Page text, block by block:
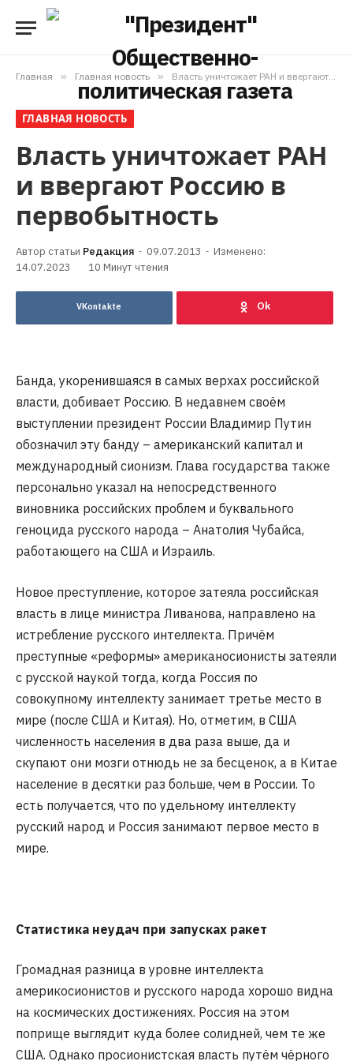
Главная » Главная новость » Власть уничтожает РАН и ввергают Россию в первобытность
ГЛАВНАЯ НОВОСТЬ
Власть уничтожает РАН
и ввергают Россию в
первобытность
Редакция 09.07.2013
Изменено:
14.07.2023
10 Минут чтения
VKontakte
Банда, укоренившаяся в самых верхах российской
власти, добивает Россию. В недавнем своём
выступлении президент России Владимир Путин
обозначил эту банду – американский капитал и
международный сионизм. Глава государства также
персонально указал на непосредственного
виновника российских проблем и буквального
геноцида русского народа – Анатолия Чубайса,
работающего на США и Израиль.
Новое преступление, которое затеяла российская
власть в лице министра Ливанова, направлено на
истребление русского интеллекта. Причём
преступные «реформы» американосионисты затеяли
с русской наукой тогда, когда Россия по
совокупному интеллекту занимает третье место в
мире (после США и Китая). Но, отметим, в США
численность населения в два раза выше, да и
скупают они мозги отнюдь не за бесценок, а в Китае
население в десятки раз больше, чем в России. То
есть получается, что по удельному интеллекту
русский народ и Россия занимают первое место в
мире.
Статистика неудач при запусках ракет
Громадная разница в уровне интеллекта
америкосионистов и русского народа хорошо видна
на космических достижениях. Россия на этом
поприще выглядит куда более солидней, чем те же
США. Однако просионистская власть путём чёрного